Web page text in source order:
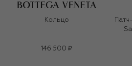
Кольцо
146 500 ₽